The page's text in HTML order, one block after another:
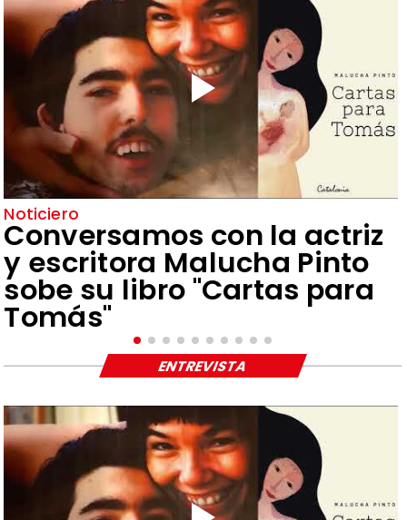
Noticiero
Conversamos con la actriz
y escritora Malucha Pinto
sobe su libro "Cartas para
Tomás"
ENTREVISTA